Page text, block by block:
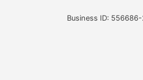
Business ID: